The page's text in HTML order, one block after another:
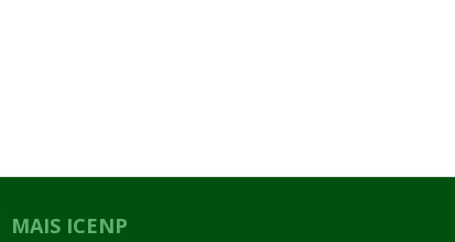
MAIS ICENP